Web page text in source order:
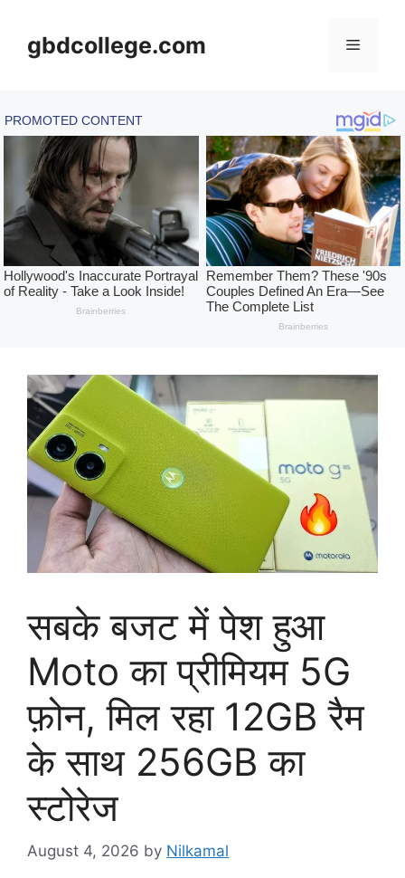
contentgbdcollege.com Menu
सबके बजट में पेश हुआ
Moto का प्रीमियम 5G
फ़ोन, मिल रहा 12GB रैम
के साथ 256GB का
स्टोरेज
August 4, 2026 by Nilkamal